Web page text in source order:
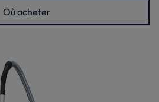
Où acheter